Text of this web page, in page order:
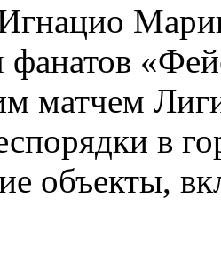
фанатов
матчем
в
объекты,